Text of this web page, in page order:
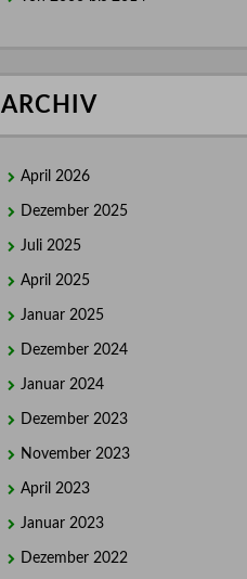
ARCHIV
April 2026
Dezember 2025
Juli 2025
April 2025
Januar 2025
Dezember 2024
Januar 2024
Dezember 2023
November 2023
April 2023
Januar 2023
Dezember 2022